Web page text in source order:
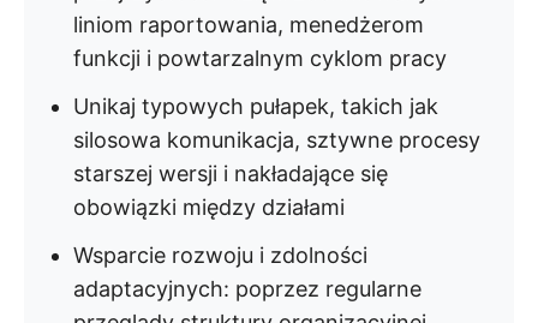
liniom raportowania, menedżerom
funkcji i powtarzalnym cyklom pracy
Unikaj typowych pułapek, takich jak
silosowa komunikacja, sztywne procesy
starszej wersji i nakładające się
obowiązki między działami
Wsparcie rozwoju i zdolności
adaptacyjnych: poprzez regularne